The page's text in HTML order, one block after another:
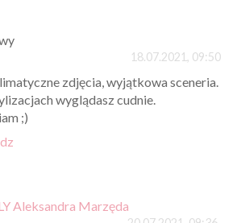
18.07.2021, 09:50
zdjęcia, wyjątkowa sceneria.
wyglądasz cudnie.
;)
Aleksandra Marzęda